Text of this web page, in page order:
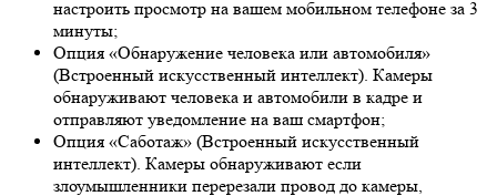
настроить просмотр на вашем мобильном телефоне за 3
минуты;
Опция «Обнаружение человека или автомобиля»
(Встроенный искусственный интеллект). Камеры
обнаруживают человека и автомобили в кадре и
отправляют уведомление на ваш смартфон;
Опция «Саботаж» (Встроенный искусственный
интеллект). Камеры обнаруживают если
злоумышленники перерезали провод до камеры,